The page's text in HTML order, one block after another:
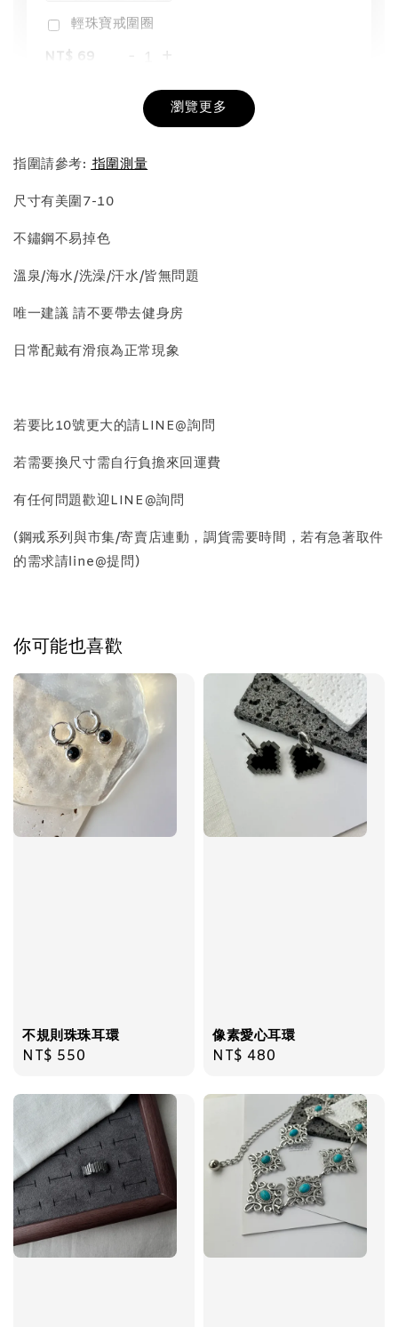
輕珠寶戒圍圈
NT$ 69
+
質感飾品收納盒
NT$ 399
飾品禮物盒加價購
飾品禮物盒
瀏覽更多
指圍請參考:指圍測量
尺寸有美圍7-10
不鏽鋼不易掉色
溫泉/海水/洗澡/汗水/皆無問題
唯一建議 請不要帶去健身房
日常配戴有滑痕為正常現象
若要比10號更大的請LINE@詢問
若需要換尺寸需自行負擔來回運費
有任何問題歡迎LINE@詢問
(鋼戒系列與市集/寄賣店連動，調貨需要時間，若有急著取件
的需求請line@提問)
你可能也喜歡
不規則珠珠耳環
Regular
NT$ 550
像素愛心耳環
Regular
NT$ 480